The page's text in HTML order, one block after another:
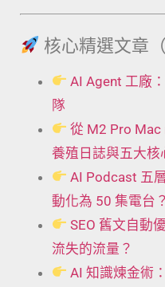
核心精選文章
AI Agent 工廠
隊
從 M2 Pro Mac
養殖日誌與五大核
AI Podcast 五
動化為 50 集電台？
SEO 舊文自動
流失的流量？
AI 知識煉金術